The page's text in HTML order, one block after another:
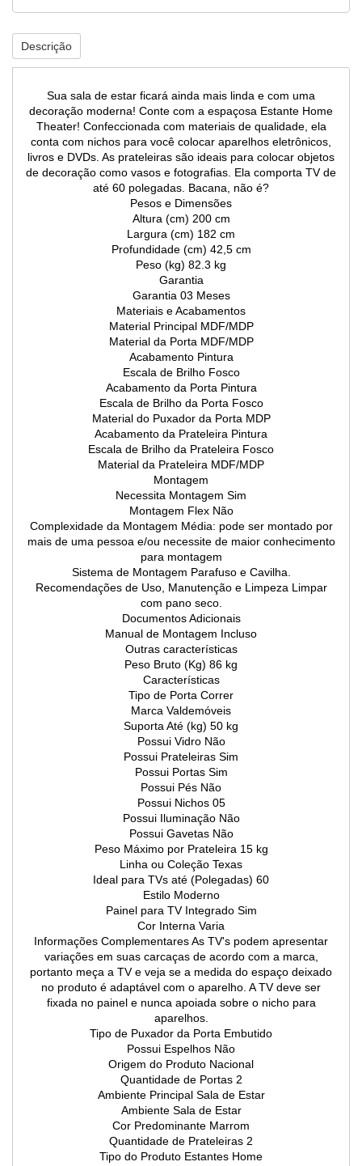
Descrição
Sua sala de estar ficará ainda mais linda e com uma
decoração moderna! Conte com a espaçosa Estante Home
Theater! Confeccionada com materiais de qualidade, ela
conta com nichos para você colocar aparelhos eletrônicos,
livros e DVDs. As prateleiras são ideais para colocar objetos
de decoração como vasos e fotografias. Ela comporta TV de
até 60 polegadas. Bacana, não é?
Pesos e Dimensões
Altura (cm) 200 cm
Largura (cm) 182 cm
Profundidade (cm) 42,5 cm
Peso (kg) 82.3 kg
Garantia
Garantia 03 Meses
Materiais e Acabamentos
Material Principal MDF/MDP
Material da Porta MDF/MDP
Acabamento Pintura
Escala de Brilho Fosco
Acabamento da Porta Pintura
Escala de Brilho da Porta Fosco
Material do Puxador da Porta MDP
Acabamento da Prateleira Pintura
Escala de Brilho da Prateleira Fosco
Material da Prateleira MDF/MDP
Montagem
Necessita Montagem Sim
Montagem Flex Não
Complexidade da Montagem Média: pode ser montado por
mais de uma pessoa e/ou necessite de maior conhecimento
para montagem
Sistema de Montagem Parafuso e Cavilha.
Recomendações de Uso, Manutenção e Limpeza Limpar
com pano seco.
Documentos Adicionais
Manual de Montagem Incluso
Outras características
Peso Bruto (Kg) 86 kg
Características
Tipo de Porta Correr
Marca Valdemóveis
Suporta Até (kg) 50 kg
Possui Vidro Não
Possui Prateleiras Sim
Possui Portas Sim
Possui Pés Não
Possui Nichos 05
Possui Iluminação Não
Possui Gavetas Não
Peso Máximo por Prateleira 15 kg
Linha ou Coleção Texas
Ideal para TVs até (Polegadas) 60
Estilo Moderno
Painel para TV Integrado Sim
Cor Interna Varia
Informações Complementares As TV's podem apresentar
variações em suas carcaças de acordo com a marca,
portanto meça a TV e veja se a medida do espaço deixado
no produto é adaptável com o aparelho. A TV deve ser
fixada no painel e nunca apoiada sobre o nicho para
aparelhos.
Tipo de Puxador da Porta Embutido
Possui Espelhos Não
Origem do Produto Nacional
Quantidade de Portas 2
Ambiente Principal Sala de Estar
Ambiente Sala de Estar
Cor Predominante Marrom
Quantidade de Prateleiras 2
Tipo do Produto Estantes Home